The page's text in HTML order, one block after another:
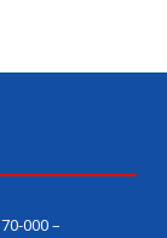
000 –